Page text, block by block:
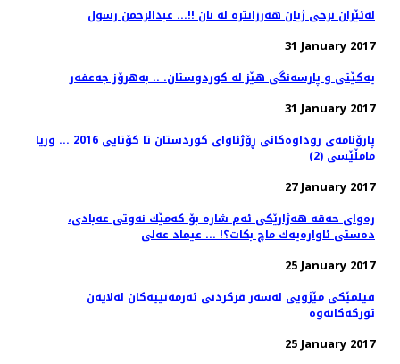
لەئێران نرخی ژیان هەرزانترە لە نان !!... عبدالرحمن رسول
31 January 2017
یەکێتی و پارسەنگی هێز لە کوردوستان. .. بەهرۆز جەعفەر
31 January 2017
پارۆنامەی روداوەکانی ڕۆژئاوای کوردستان تا کۆتایی 2016 ... وریا
مامڵێسی (2)
27 January 2017
ره‌وای حه‌قه‌ هه‌ژارێكی ئه‌م شاره‌ بۆ كه‌مێك نه‌وتی عه‌بادی،
ده‌ستی ئاواره‌یه‌ك ماچ بكات؟! ... عیماد عه‌لی
25 January 2017
فیلمێکی مێژویی لەسەر قرکردنی ئەرمەنییەکان لەلایەن
تورکەکانەوە
25 January 2017